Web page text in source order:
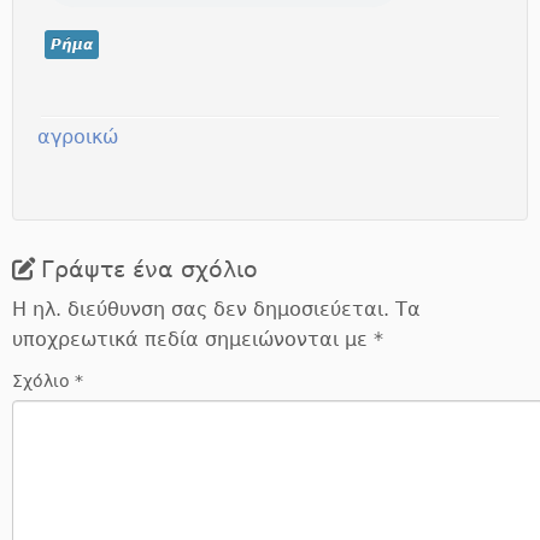
Ρήμα
αγροικώ
Γράψτε ένα σχόλιο
Η ηλ. διεύθυνση σας δεν δημοσιεύεται. Τα
υποχρεωτικά πεδία σημειώνονται με *
Σχόλιο *